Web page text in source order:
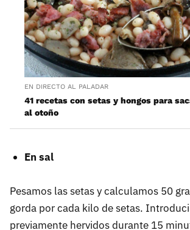
EN DIRECTO AL PALADAR
41 recetas con setas y hongos para
al otoño
En sal
Pesamos las setas y calculamos 50
gorda por cada kilo de setas.
previamente hervidos durante 15